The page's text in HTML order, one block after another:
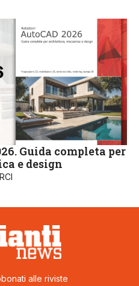
Guida completa per
e design
alle riviste